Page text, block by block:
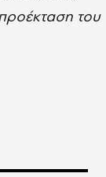
προέκταση του